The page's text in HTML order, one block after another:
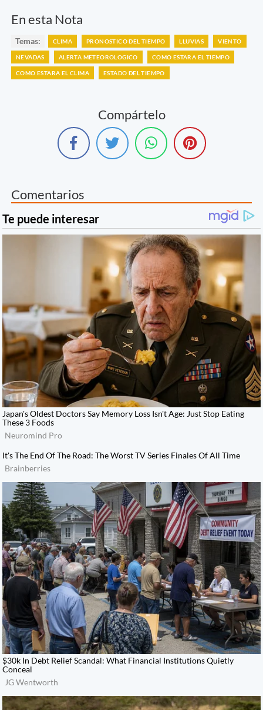
En esta Nota
Temas: CLIMA PRONOSTICO DEL TIEMPO LLUVIAS VIENTO
NEVADAS ALERTA METEOROLOGICO COMO ESTARA EL TIEMPO
COMO ESTARA EL CLIMA ESTADO DEL TIEMPO
Compártelo
Comentarios